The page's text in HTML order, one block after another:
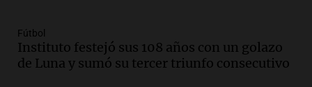
Audio.Borges, abogada de Pourrain:
"Tres hombres se lo llevaron para
hacerle preguntas y nunca regresó"
Fútbol
Instituto festejó sus 108 años con un golazo
de Luna y sumó su tercer triunfo consecutivo